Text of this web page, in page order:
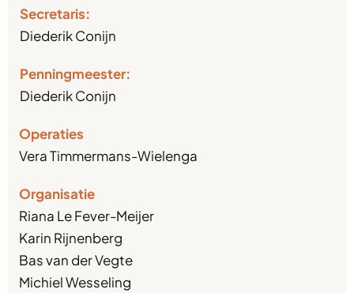
Secretaris:
Diederik Conijn
Penningmeester:
Diederik Conijn
Operaties
Vera Timmermans-Wielenga
Organisatie
Riana Le Fever-Meijer
Karin Rijnenberg
Bas van der Vegte
Michiel Wesseling